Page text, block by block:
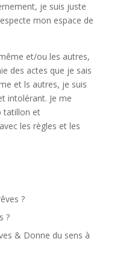
je suis juste
mon espace de
et/ou les autres,
des actes que je sais
et ls autres, je suis
intolérant. Je me
tatillon et
les règles et les
?
?
& Donne du sens à